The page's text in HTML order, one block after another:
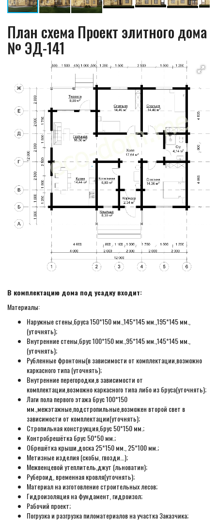
План схема Проект элитного дома
№ ЭД-141
В комплектацию дома под усадку входит:
Материалы:
Наружные стены,бруса 150*150 мм.,145*145 мм.,195*145 мм.,
(уточнять);
Внутренние стены,брус 100*150 мм.,95*145 мм.,145*145 мм.,
(уточнять);
Рубленные фронтоны(в зависимости от комплектации,возможно
каркасного типа (уточнять);
Внутренние перегородки,в зависимости от
комплектации,возможно каркасного типа либо из бруса(уточнять);
Лаги пола первого этажа брус 100*150
мм.,межэтажные,подстропильные,возможен второй свет в
зависимости от комплектации(уточнять);
Стропильная конструкция,брус 50*150 мм.;
Контробрешётка брус 50*50 мм.;
Обрешётка крыши,доска 25*150 мм., 25*100 мм.;
Метизные изделия (скобы, гвозди...);
Межвенцевой утеплитель,джут (льноватин);
Рубероид, временная кровля(уточнять);
Материал на изготовление строительных лесов;
Гидроизоляция на фундамент, гидроизол;
Рабочий проект;
Погрузка и разгрузка пиломатериалов на участка Заказчика;